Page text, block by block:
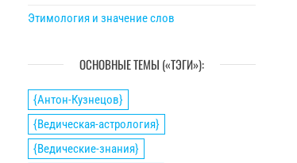
Этимология и значение слов
ОСНОВНЫЕ ТЕМЫ («ТЭГИ»):
{Антон-Кузнецов}
{Ведическая-астрология}
{Ведические-знания}